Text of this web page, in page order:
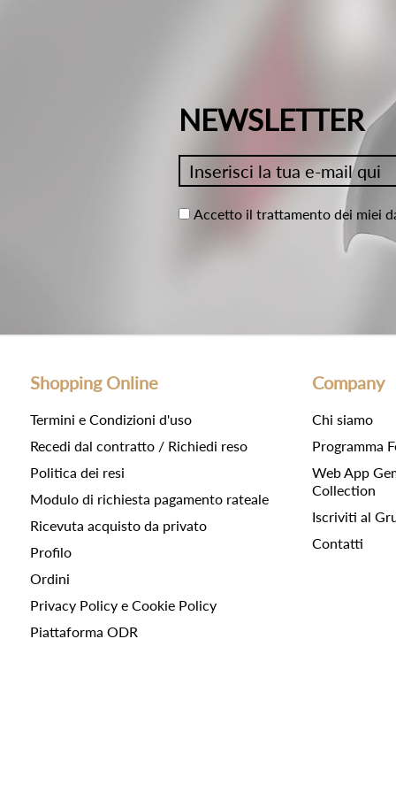
NEWSLETTER
Accetto il trattamento dei miei
Shopping Online
Termini e Condizioni d'uso
Recedi dal contratto / Richiedi reso
Politica dei resi
Modulo di richiesta pagamento rateale
Ricevuta acquisto da privato
Profilo
Ordini
Privacy Policy e Cookie Policy
Piattaforma ODR
Company
Chi siamo
Programma
Web App
Collection
Iscriviti al
Contatti